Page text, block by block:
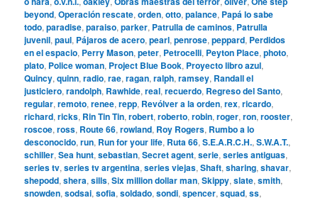
beyond,Operación rescate,orden,otto,palance, Papá lo sabe
todo,paradise,paraiso,parker, Patrulla de caminos, Patrulla
juvenil,paul, Pájaros de acero,pearl,penrose,peppard, Perdidos
en el espacio, Perry Mason,peter, Petrocelli, Peyton Place,photo,
plato, Police woman, Project Blue Book, Proyecto libro azul,
Quincy,quinn,radio,rae,ragan,ralph,ramsey, Randall el
justiciero,randolph, Rawhide,real,recuerdo, Regreso del Santo,
regular,remoto,renee,repp, Revólver a la orden,rex,ricardo,
richard,ricks, Rin Tin Tin,robert,roberto,robin,roger,ron,rooster,
roscoe,ross, Route 66,rowland, Roy Rogers, Rumbo a lo
desconocido,run, Run for your life, Ruta 66,S.E.A.R.C.H.,S.W.A.T.,
schiller,Sea hunt,sebastian,Secret agent,serie,series antiguas,
series tv,series tv argentina,series viejas,Shaft,sharing,shavar,
shepodd,shera,sills,Six million dollar man,Skippy,slate,smith,
snowden,sodsai,sofia,soldado,sondi,spencer,squad,ss,